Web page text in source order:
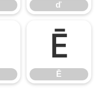
ď
Ē
Ē